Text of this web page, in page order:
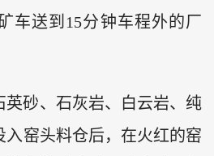
车送到15分钟车程外的厂
英砂、石灰岩、白云岩、纯
入窑头料仓后，在火红的窑